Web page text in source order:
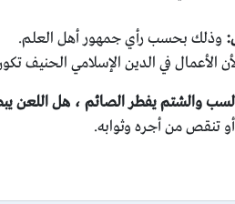
وذلك بحسب رأي جمهور أهل العلم.
الأعمال في الدين الإسلامي الحنيف
والشتم يفطر الصائم ، هل اللعن
تنقص من أجره وثوابه.